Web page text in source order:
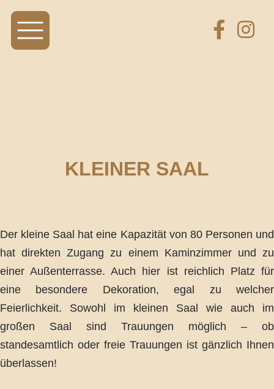
KLEINER SAAL
Der kleine Saal hat eine Kapazität von 80 Personen und
hat direkten Zugang zu einem Kaminzimmer und zu
einer Außenterrasse. Auch hier ist reichlich Platz für
eine besondere Dekoration, egal zu welcher
Feierlichkeit. Sowohl im kleinen Saal wie auch im
großen Saal sind Trauungen möglich – ob
standesamtlich oder freie Trauungen ist gänzlich Ihnen
überlassen!